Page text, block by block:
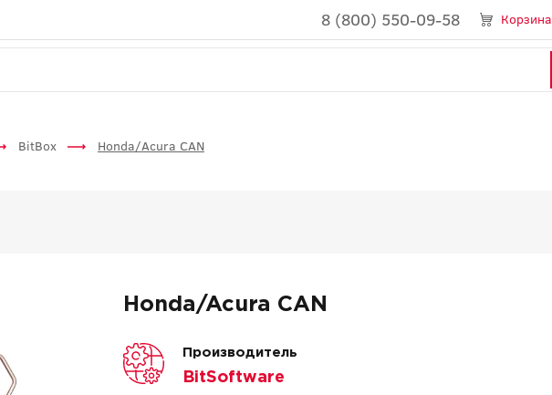
8 (800) 550-09-58 Корзина
BitBox Honda/Acura CAN
Honda/Acura CAN
Производитель
BitSoftware